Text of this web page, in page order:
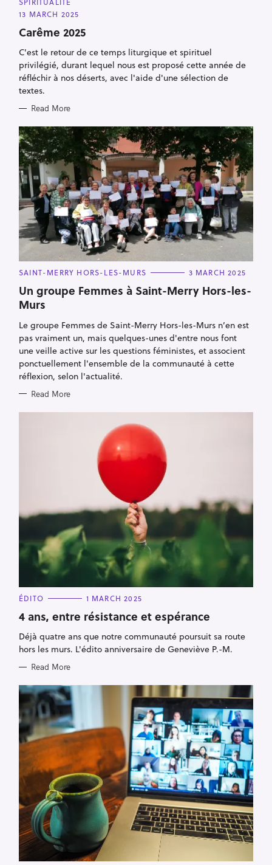
T
E
G
O
R
E
13 MARCH 2025
Carême 2025
C'est le retour de ce temps liturgique et spirituel
privilégié, durant lequel nous est proposé cette année de
réfléchir à nos déserts, avec l'aide d'une sélection de
textes.
Read More
C
T
E
G
O
I
E
S
SAINT-MERRY HORS-LES-MURS 3 MARCH 2025
Un groupe Femmes à Saint-Merry Hors-les-
Murs
Le groupe Femmes de Saint-Merry Hors-les-Murs n’en est
pas vraiment un, mais quelques-unes d'entre nous font
une veille active sur les questions féministes, et associent
ponctuellement l'ensemble de la communauté à cette
réflexion, selon l'actualité.
Read More
C
T
E
O
R
I
S
ÉDITO 1 MARCH 2025
4 ans, entre résistance et espérance
Déjà quatre ans que notre communauté poursuit sa route
hors les murs. L'édito anniversaire de Geneviève P.-M.
Read More